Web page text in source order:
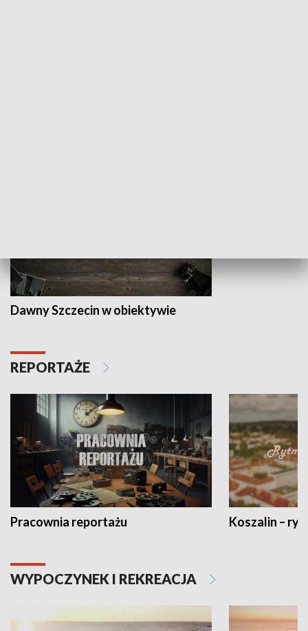
Dawny Szczecin w obiektywie
REPORTAŻE
Pracownia reportażu Koszalin –
WYPOCZYNEK I REKREACJA